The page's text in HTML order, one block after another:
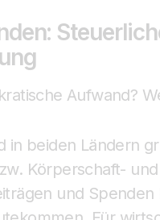
Aufwand?
in beiden Ländern
Körperschaft- und
und